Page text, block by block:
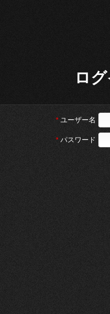
ロ
ユーザー名
パスワード